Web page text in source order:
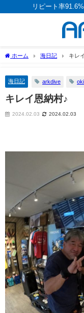
リピート率
ホーム 海日記 キレ
海日記 arkdive
キレイ恩納村♪
2024.02.03 2024.02.03